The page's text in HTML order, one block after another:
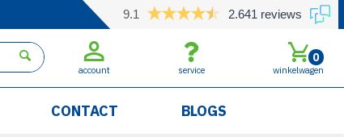
9.1 2.641 reviews
account service winkelwagen
0
CONTACT BLOGS